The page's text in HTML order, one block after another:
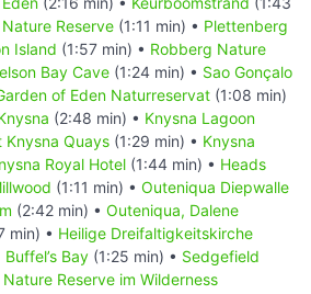
Reserve (1:11 min) • Plettenberg
Island (1:57 min) • Robberg Nature
Bay Cave (1:24 min) • Sao Gonçalo
of Eden Naturreservat (1:08 min)
(2:48 min) • Knysna Lagoon
Knysna Quays (1:29 min) • Knysna
Royal Hotel (1:44 min) • Heads
(1:11 min) • Outeniqua Diepwalle
(2:42 min) • Outeniqua, Dalene
min) • Heilige Dreifaltigkeitskirche
Buffel’s Bay (1:25 min) • Sedgefield
Reserve im Wilderness